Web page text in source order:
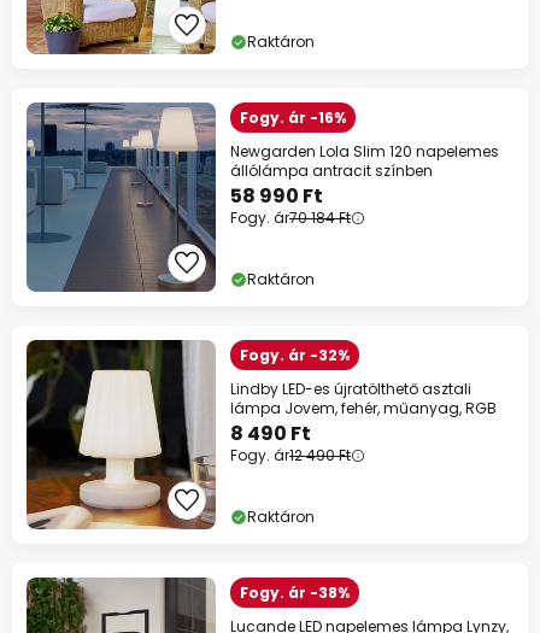
Raktáron
Fogy. ár -16%
Newgarden Lola Slim 120 napelemes
állólámpa antracit színben
58 990 Ft
Fogy. ár70 184 Ft
Raktáron
Fogy. ár -32%
Lindby LED-es újratölthető asztali
lámpa Jovem, fehér, műanyag, RGB
8 490 Ft
Fogy. ár12 490 Ft
Raktáron
Fogy. ár -38%
Lucande LED napelemes lámpa Lynzy,